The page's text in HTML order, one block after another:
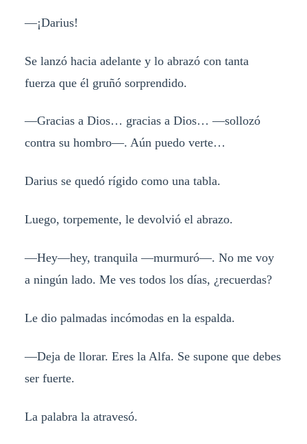
—¡Darius!
Se lanzó hacia adelante y lo abrazó con tanta
fuerza que él gruñó sorprendido.
—Gracias a Dios… gracias a Dios… —sollozó
contra su hombro—. Aún puedo verte…
Darius se quedó rígido como una tabla.
Luego, torpemente, le devolvió el abrazo.
—Hey—hey, tranquila —murmuró—. No me voy
a ningún lado. Me ves todos los días, ¿recuerdas?
Le dio palmadas incómodas en la espalda.
—Deja de llorar. Eres la Alfa. Se supone que debes
ser fuerte.
La palabra la atravesó.